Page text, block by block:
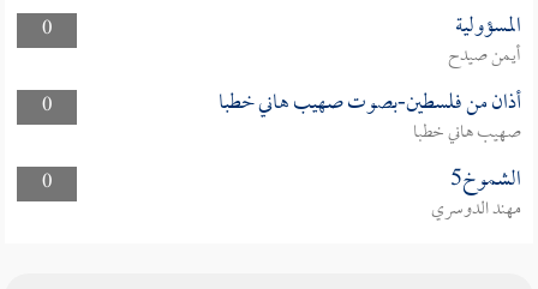
0
المسؤولية
أيمن صيدح
0
أذان من فلسطين-بصوت صهيب هاني خطبا
صهيب هاني خطبا
0
الشموخ5
مهند الدوسري